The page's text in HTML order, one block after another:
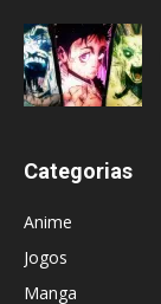
Categorias
Anime
Jogos
Manga